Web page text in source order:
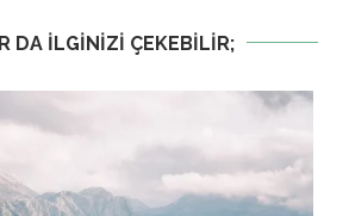
DA ILGINIZI ÇEKEBILIR;